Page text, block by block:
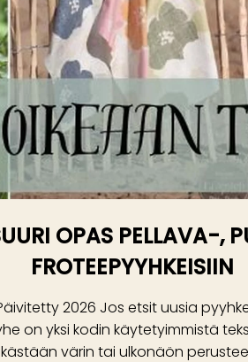
OPAS PELLAVA-
FROTEEPYYHKEISIIN
2026 Jos etsit uusia
on yksi kodin käytetyimmistä
värin tai ulkonäön